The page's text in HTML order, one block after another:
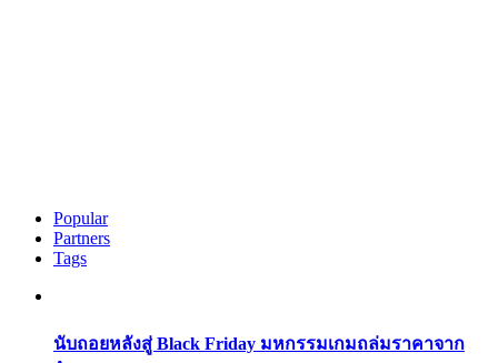
Popular
Partners
Tags
นับถอยหลังสู่ Black Friday มหกรรมเกมถล่มราคาจาก